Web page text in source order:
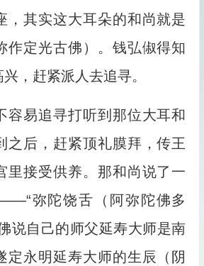
，其实这大耳朵的和尚就是
作定光古佛）。钱弘俶得知
，赶紧派人去追寻。
容易追寻打听到那位大耳和
之后，赶紧顶礼膜拜，传王
里接受供养。那和尚说了一
弥陀饶舌（阿弥陀佛多
说自己的师父延寿大师是南
定永明延寿大师的生辰（阴